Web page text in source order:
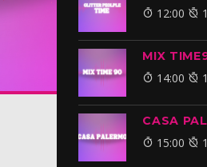
12:00
MIX
14:00
CASA
15:00